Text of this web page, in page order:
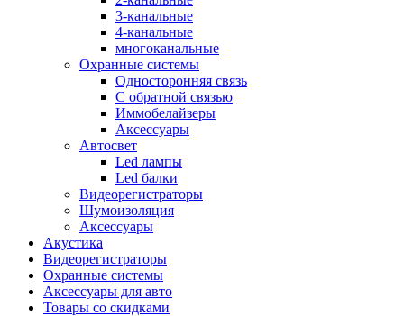
3-канальные
4-канальные
многоканальные
Охранные системы
Односторонняя связь
С обратной связью
Иммобелайзеры
Аксессуары
Автосвет
Led лампы
Led балки
Видеорегистраторы
Шумоизоляция
Аксессуары
Акустика
Видеорегистраторы
Охранные системы
Аксессуары для авто
Товары со скидками